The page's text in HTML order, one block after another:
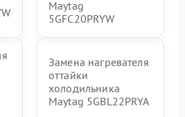
Maytag
5GFC20PRYW
Замена нагревателя
оттайки
холодильника
Maytag 5GBL22PRYA